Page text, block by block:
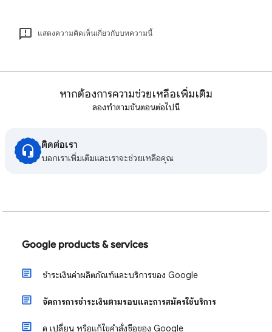
แสดงความคิดเห็นเกี่ยวกับบทความนี้
หากต้องการความช่วยเหลือเพิ่มเติม
ลองทำตามขั้นตอนต่อไปนี้
ติดต่อเรา
บอกเราเพิ่มเติมและเราจะช่วยเหลือคุณ
Google products & services
ชำระเงินค่าผลิตภัณฑ์และบริการของ Google
จัดการการชำระเงินตามรอบและการสมัครใช้บริการ
ดู เปลี่ยน หรือแก้ไขคำสั่งซื้อของ Google